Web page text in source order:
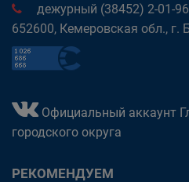
дежурный (38452) 2-01-96
652600, Кемеровская обл., г.
Официальный аккаунт
городского округа
РЕКОМЕНДУЕМ